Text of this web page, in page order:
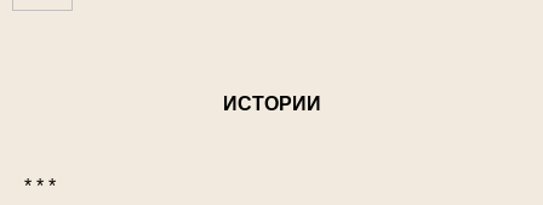
ИСТОРИИ
* * *